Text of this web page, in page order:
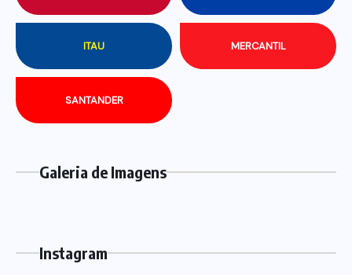
ITAU MERCANTIL
SANTANDER
Galeria de Imagens
Instagram